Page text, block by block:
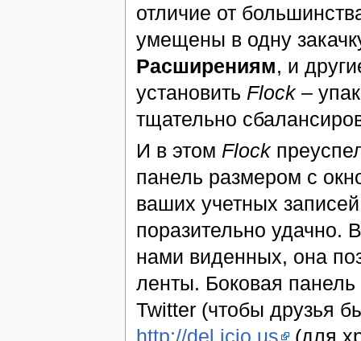
отличие от
умещены в одну
Расширениям, и
установить Flock–
тщательно
И в этом Flock
панель размером с
ваших учетных
поразительно удачно.
нами виденных, она
ленты. Боковая панель
Twitter (чтобы друзья
http://del.icio.us (для